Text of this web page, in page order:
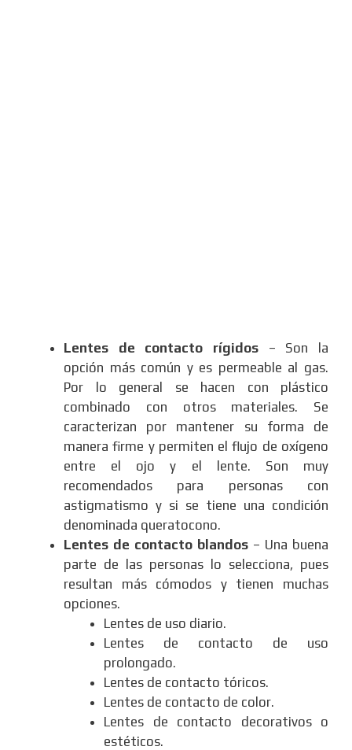
Lentes de contacto rígidos – Son la
opción más común y es permeable al gas.
Por lo general se hacen con plástico
combinado con otros materiales. Se
caracterizan por mantener su forma de
manera firme y permiten el flujo de oxígeno
entre el ojo y el lente. Son muy
recomendados para personas con
astigmatismo y si se tiene una condición
denominada queratocono.
Lentes de contacto blandos – Una buena
parte de las personas lo selecciona, pues
resultan más cómodos y tienen muchas
opciones.
Lentes de uso diario.
Lentes de contacto de uso
prolongado.
Lentes de contacto tóricos.
Lentes de contacto de color.
Lentes de contacto decorativos o
estéticos.